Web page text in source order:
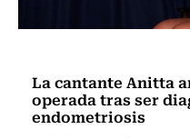
La cantante Anitta
operada tras ser
endometriosis